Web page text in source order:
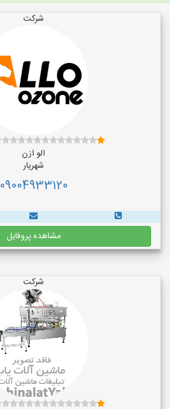
شرکت
الو ازن
شهریار
09004933120
مشاهده پروفایل
شرکت